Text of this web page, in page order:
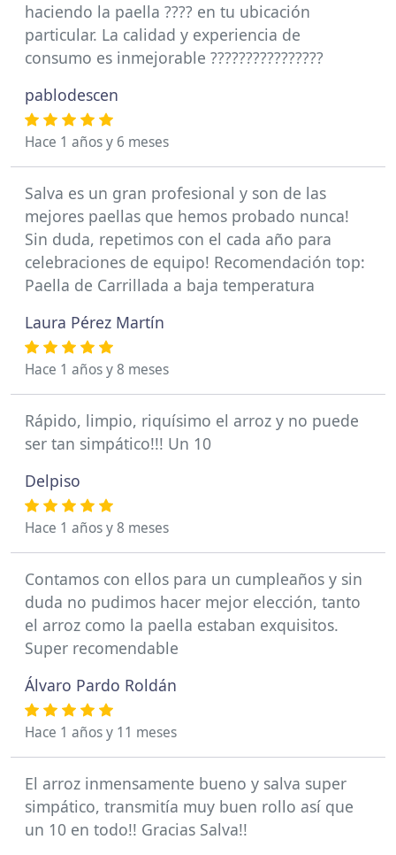
haciendo la paella ???? en tu ubicación
particular. La calidad y experiencia de
consumo es inmejorable ????????????????
pablodescen
Hace 1 años y 6 meses
Salva es un gran profesional y son de las
mejores paellas que hemos probado nunca!
Sin duda, repetimos con el cada año para
celebraciones de equipo! Recomendación top:
Paella de Carrillada a baja temperatura
Laura Pérez Martín
Hace 1 años y 8 meses
Rápido, limpio, riquísimo el arroz y no puede
ser tan simpático!!! Un 10
Delpiso
Hace 1 años y 8 meses
Contamos con ellos para un cumpleaños y sin
duda no pudimos hacer mejor elección, tanto
el arroz como la paella estaban exquisitos.
Super recomendable
Álvaro Pardo Roldán
Hace 1 años y 11 meses
El arroz inmensamente bueno y salva super
simpático, transmitía muy buen rollo así que
un 10 en todo!! Gracias Salva!!